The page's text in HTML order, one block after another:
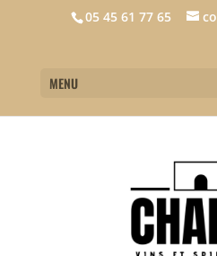
05 45 61 77 65
MENU